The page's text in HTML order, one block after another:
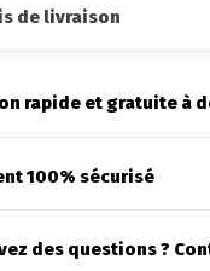
de livraison
rapide et gratuite à
100% sécurisé
des questions ?